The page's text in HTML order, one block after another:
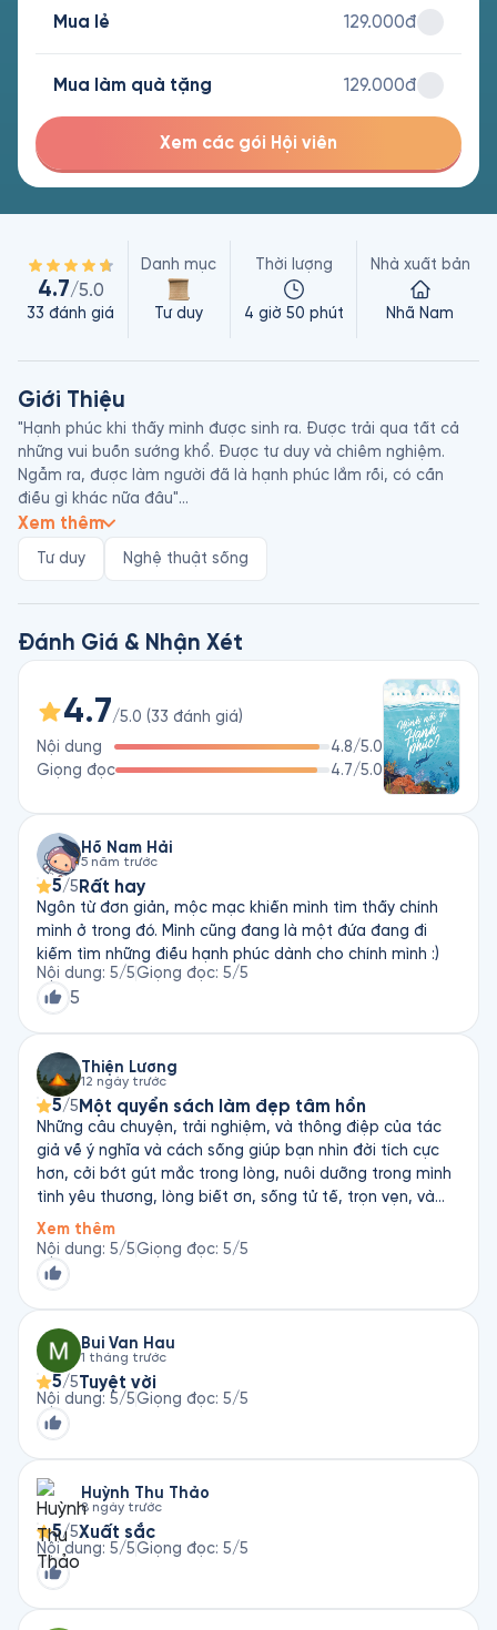
Mua lẻ 129.000đ
Mua làm quà tặng 129.000đ
Xem các gói Hội viên
4.7/5.0
33 đánh giá
Danh mục
Tư duy
Thời lượng
4 giờ 50 phút
Nhà xuất bản
Nhã Nam
Giới Thiệu
"Hạnh phúc khi thấy mình được sinh ra. Được trải qua tất cả
những vui buồn sướng khổ. Được tư duy và chiêm nghiệm.
Ngẫm ra, được làm người đã là hạnh phúc lắm rồi, có cần
điều gì khác nữa đâu"
trưa hè nếm một trái đào thanh mát, hay như ngồi trong
trình sống và đi của Rosie Nguyễn, với những suy tư về hạnh
phúc, về mục đích sống, về thân phận con người, cùng giọng
kể thủ thỉ tâm tình, đem lại cảm giác nhẹ nhàng, sâu lắng, khi
lấp lánh trong những câu chữ chính là vẻ đẹp của tình yêu
“Đâu cần phải đi xa để biết nhìn, biết thấy. Ngay trước mắt,
mấy ai đã biết thấy, biết nhìn, biết khám phá cái đẹp trong
mỗi cảnh vật đơn sơ, một chiếc ba lô cũ bạc màu, một lát
dưa leo xắt mỏng? Một góc nhà, một bàn viết, một quyển
sách cũng là một thế giới thần tiên?
Xem thêm
Tư duy Nghệ thuật sống
Đánh Giá & Nhận Xét
4.7/5.0 (33 đánh giá)
Nội dung
4.8/5.0
Giọng đọc
4.7/5.0
Hồ Nam Hải
5 năm trước
5/5 Rất hay
Ngôn từ đơn giản, mộc mạc khiến mình tìm thấy chính
mình ở trong đó. Mình cũng đang là một đứa đang đi
kiếm tìm những điều hạnh phúc dành cho chính mình :)
Nội dung: 5/5Giọng đọc: 5/5
5
Thiện Lương
12 ngày trước
5/5 Một quyển sách làm đẹp tâm hồn
Những câu chuyện, trải nghiệm, và thông điệp của tác
giả về ý nghĩa và cách sống giúp bạn nhìn đời tích cực
hơn, cởi bớt gút mắc trong lòng, nuôi dưỡng trong mình
tình yêu thương, lòng biết ơn, sống tử tế, trọn vẹn, và
bình yên hơn.
Xem thêm
Nội dung: 5/5Giọng đọc: 5/5
Bui Van Hau
1 tháng trước
5/5Tuyệt vời
Nội dung: 5/5Giọng đọc: 5/5
Huỳnh Thu Thảo
8 ngày trước
5/5Xuất sắc
Nội dung: 5/5Giọng đọc: 5/5